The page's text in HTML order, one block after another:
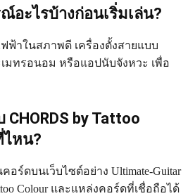
อะไรบ้างก่อนเริ่มเล่น?
ฟ้าในสภาพดี เครื่องตั้งสายแบบ
มทรอนอม หรือแอปนับจังหวะ เพื่อ
by Tattoo
ไหน?
ร์ดบนเว็บไซต์อย่าง Ultimate‑Guitar
Colour และแหล่งคอร์ดที่เชื่อถือได้